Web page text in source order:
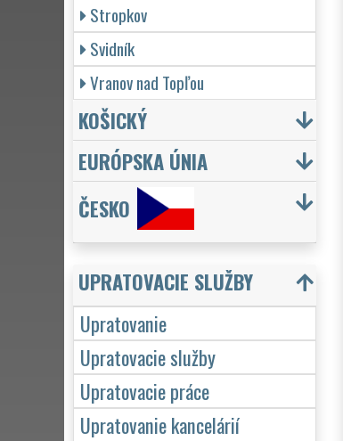
Stropkov
Svidník
Vranov nad Topľou
KOŠICKÝ
EURÓPSKA ÚNIA
ČESKO
UPRATOVACIE SLUŽBY
Upratovanie
Upratovacie služby
Upratovacie práce
Upratovanie kancelárií